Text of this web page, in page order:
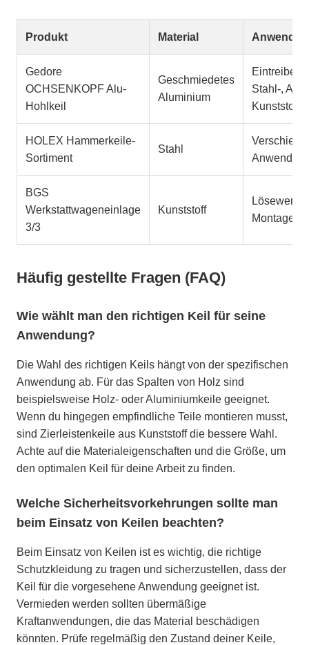
Produkt Material
Gedore
OCHSENKOPF Alu-
Hohlkeil
Geschmiedetes
Aluminium
Eintreiben
Stahl-, Alu-
HOLEX Hammerkeile-
Sortiment
Stahl
BGS
Werkstattwageneinlage
3/3
Kunststoff
Häufig gestellte Fragen (FAQ)
Wie wählt man den richtigen Keil für seine
Anwendung?
Die Wahl des richtigen Keils hängt von der spezifischen
Anwendung ab. Für das Spalten von Holz sind
beispielsweise Holz- oder Aluminiumkeile geeignet.
Wenn du hingegen empfindliche Teile montieren musst,
sind Zierleistenkeile aus Kunststoff die bessere Wahl.
Achte auf die Materialeigenschaften und die Größe, um
den optimalen Keil für deine Arbeit zu finden.
Welche Sicherheitsvorkehrungen sollte man
beim Einsatz von Keilen beachten?
Beim Einsatz von Keilen ist es wichtig, die richtige
Schutzkleidung zu tragen und sicherzustellen, dass der
Keil für die vorgesehene Anwendung geeignet ist.
Vermieden werden sollten übermäßige
Kraftanwendungen, die das Material beschädigen
könnten. Prüfe regelmäßig den Zustand deiner Keile,